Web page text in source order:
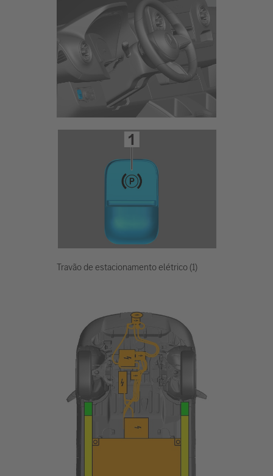
Travão de estacionamento elétrico (1)